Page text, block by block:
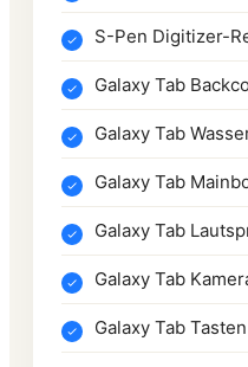
S-Pen Digitizer-
Galaxy Tab
Galaxy Tab
Galaxy Tab
Galaxy Tab
Galaxy Tab
Galaxy Tab Tasten